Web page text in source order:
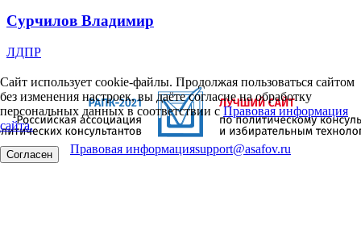
Сурчилов Владимир
ЛДПР
Сайт использует cookie-файлы. Продолжая пользоваться сайтом
без изменения настроек, вы даёте согласие на обработку
персональных данных в соответствии сПравовая информация
сайта.
Согласен Правовая информацияsupport@asafov.ru